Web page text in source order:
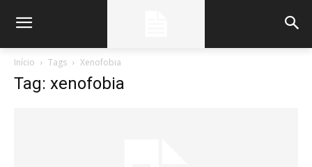
Início Tags Xenofobia
Tag: xenofobia